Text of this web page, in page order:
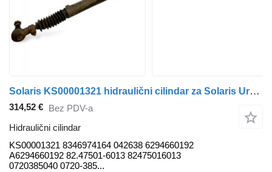
Solaris KS00001321 hidraulični cilindar za Solaris Urbino, Alpino, Vacanza (1999-) autobusa
314,52 € Bez PDV-a
Hidraulični cilindar
KS00001321 8346974164 042638 6294660192
A6294660192 82.47501-6013 82475016013
0720385040 0720-385...